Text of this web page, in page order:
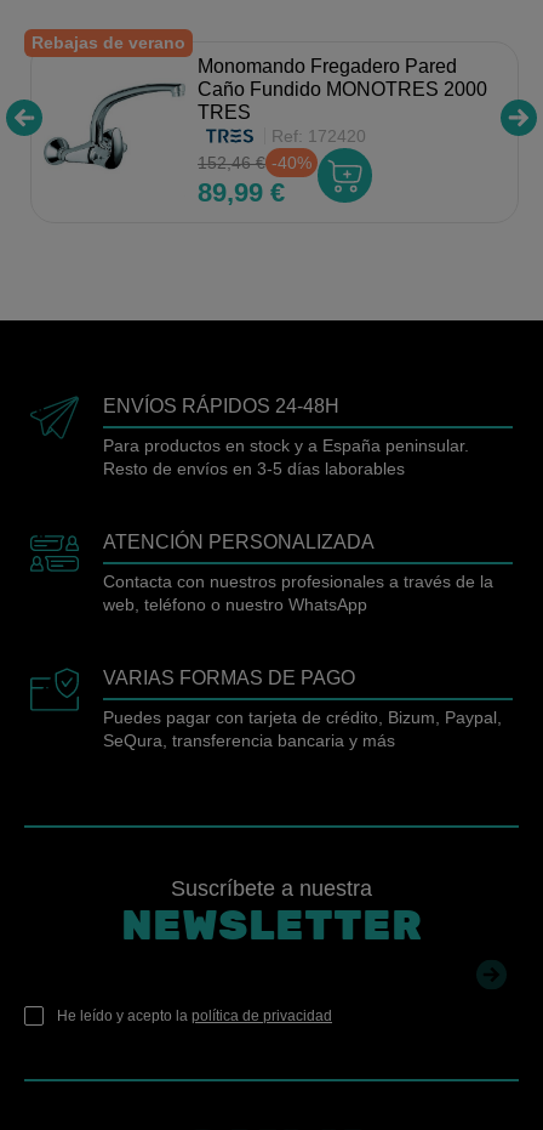
Rebajas de verano
Monomando Fregadero Pared
Caño Fundido MONOTRES 2000
TRES
Ref: 172420
152,46 € -40%
89,99 €
ENVÍOS RÁPIDOS 24-48H
Para productos en stock y a España peninsular.
Resto de envíos en 3-5 días laborables
ATENCIÓN PERSONALIZADA
Contacta con nuestros profesionales a través de la
web, teléfono o nuestro WhatsApp
VARIAS FORMAS DE PAGO
Puedes pagar con tarjeta de crédito, Bizum, Paypal,
SeQura, transferencia bancaria y más
Suscríbete a nuestra
NEWSLETTER
He leído y acepto la política de privacidad